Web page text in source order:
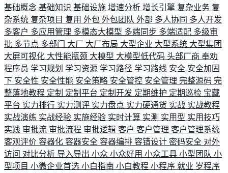
基础概念 基础知识 基础设施 增速分析 增长引擎 复杂业务 复
杂系统 复杂项目 复用 外包 外包团队 外部 多人协同 多人开发
多客户 多应用管理 多模态大模型 多端同步 多端适配 多级审
批 多节点 多部门 大厂 大厂布局 大型企业 大型系统 大型集团
大屏可视化 大性能瓶颈 大模型 大模型低代码 头部厂商 奉劝
程序员 学习规划 学习资源 学习路径 学习路线 安全 安全加固
下 安全性 安全性能 安全策略 安全管控 安全管理 完整源码 完
整落地教程 定制 定制平台 定制开发 定期维护 定期巡检 宝藏
平台 实力排行 实力测评 实力盘点 实力硬通货 实战 实战教程
实战演练 实战经验 实施经验 实时计算 实测 实用型 实用技巧
实践 审批流 审批流程 审批逻辑 客户 客户管理 客户管理系统
客观评价 容器化 容器安全 容器编排 容错设计 密码安全 对外
访问 对比分析 导入导出 小众 小众好用 小众工具 小型团队 小
型项目 小微企业首选 小白指南 小白教程 小程序 就业 岁程序